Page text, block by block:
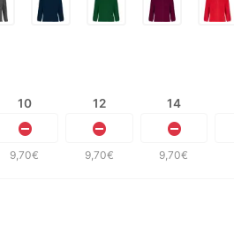
10
9,70€
12
9,70€
14
9,70€